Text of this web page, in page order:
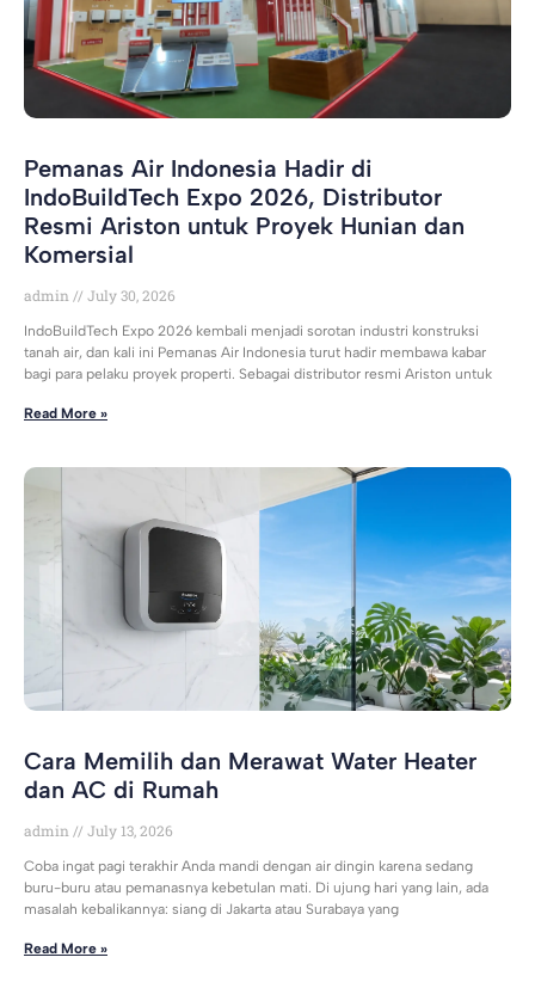
Pemanas Air Indonesia Hadir di
IndoBuildTech Expo 2026, Distributor
Resmi Ariston untuk Proyek Hunian dan
Komersial
admin July 30, 2026
IndoBuildTech Expo 2026 kembali menjadi sorotan industri konstruksi
tanah air, dan kali ini Pemanas Air Indonesia turut hadir membawa kabar
bagi para pelaku proyek properti. Sebagai distributor resmi Ariston untuk
Read More »
Cara Memilih dan Merawat Water Heater
dan AC di Rumah
admin July 13, 2026
Coba ingat pagi terakhir Anda mandi dengan air dingin karena sedang
buru-buru atau pemanasnya kebetulan mati. Di ujung hari yang lain, ada
masalah kebalikannya: siang di Jakarta atau Surabaya yang
Read More »